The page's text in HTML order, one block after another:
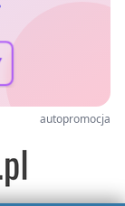
autopromocja